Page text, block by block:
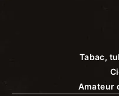
Tabac,
Amateur